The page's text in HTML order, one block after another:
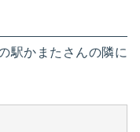
駅かまたさんの隣に